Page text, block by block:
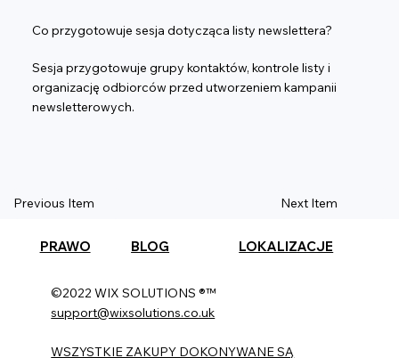
Co przygotowuje sesja dotycząca listy newslettera?
Sesja przygotowuje grupy kontaktów, kontrole listy i
organizację odbiorców przed utworzeniem kampanii
newsletterowych.
Previous Item Next Item
PRAWO BLOG LOKALIZACJE
©2022 WIX SOLUTIONS ®™
support@wixsolutions.co.uk
WSZYSTKIE ZAKUPY DOKONYWANE SĄ